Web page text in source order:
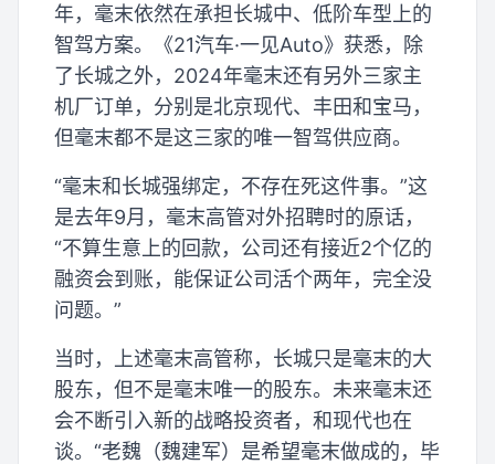
年，毫末依然在承担长城中、低阶车型上的
智驾方案。《21汽车·一见Auto》获悉，除
了长城之外，2024年毫末还有另外三家主
机厂订单，分别是北京现代、丰田和宝马，
但毫末都不是这三家的唯一智驾供应商。
“毫末和长城强绑定，不存在死这件事。”这
是去年9月，毫末高管对外招聘时的原话，
“不算生意上的回款，公司还有接近2个亿的
融资会到账，能保证公司活个两年，完全没
问题。”
当时，上述毫末高管称，长城只是毫末的大
股东，但不是毫末唯一的股东。未来毫末还
会不断引入新的战略投资者，和现代也在
谈。“老魏（魏建军）是希望毫末做成的，毕